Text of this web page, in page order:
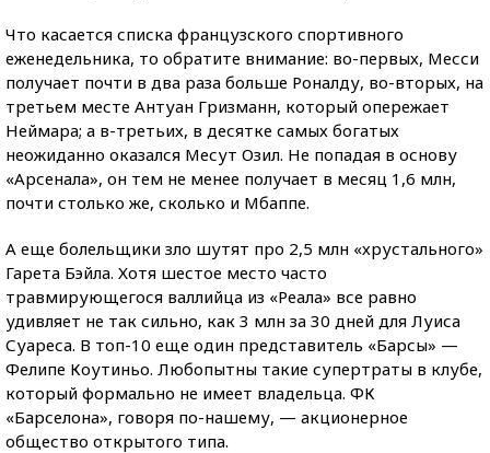
Что касается списка французского спортивного
еженедельника, то обратите внимание: во-первых, Месси
получает почти в два раза больше Роналду, во-вторых, на
третьем месте Антуан Гризманн, который опережает
Неймара; а в-третьих, в десятке самых богатых
неожиданно оказался Месут Озил. Не попадая в основу
«Арсенала», он тем не менее получает в месяц 1,6 млн,
почти столько же, сколько и Мбаппе.
А еще болельщики зло шутят про 2,5 млн «хрустального»
Гарета Бэйла. Хотя шестое место часто
травмирующегося валлийца из «Реала» все равно
удивляет не так сильно, как 3 млн за 30 дней для Луиса
Суареса. В топ-10 еще один представитель «Барсы» —
Фелипе Коутиньо. Любопытны такие супертраты в клубе,
который формально не имеет владельца. ФК
«Барселона», говоря по-нашему, — акционерное
общество открытого типа.